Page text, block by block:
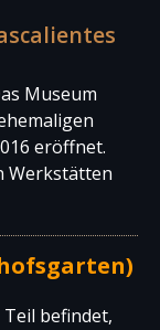
Museum
eröffnet.
Werkstätten
Teil befindet,